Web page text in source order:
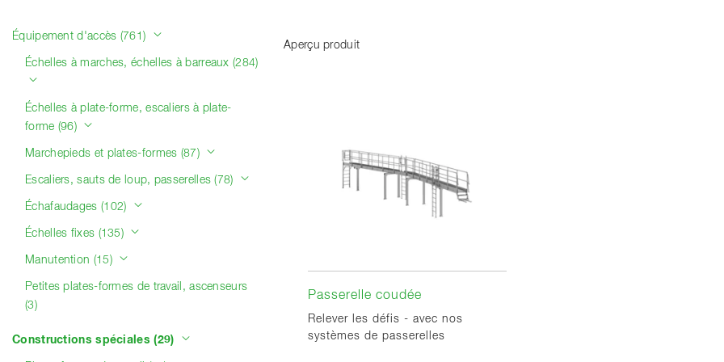
Catégories de produits
Équipement d'accès (761)
Échelles à marches, échelles à barreaux (284)
Échelles à plate-forme, escaliers à plate-
forme (96)
Marchepieds et plates-formes (87)
Escaliers, sauts de loup, passerelles (78)
Échafaudages (102)
Échelles fixes (135)
Manutention (15)
Petites plates-formes de travail, ascenseurs
(3)
Constructions spéciales (29)
Aperçu produit
Passerelle coudée
Relever les défis - avec nos
systèmes de passerelles